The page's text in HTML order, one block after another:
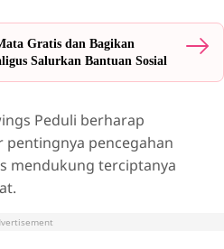
Gratis dan Bagikan
Salurkan Bantuan Sosial
Peduli berharap
pentingnya pencegahan
mendukung terciptanya